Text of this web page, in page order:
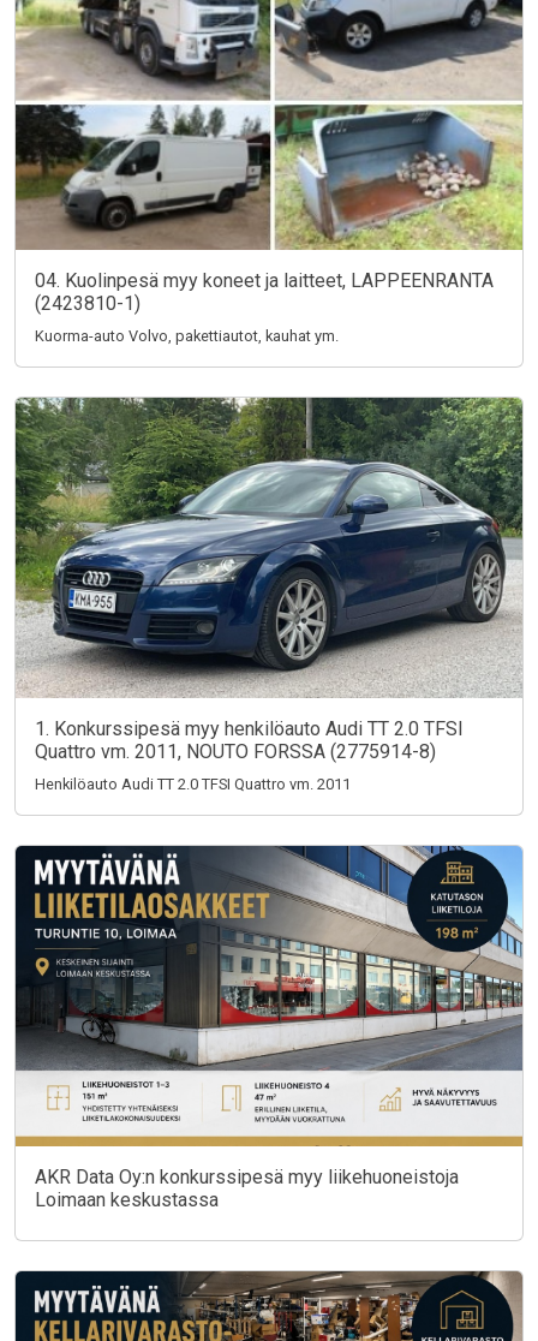
04. Kuolinpesä myy koneet ja laitteet, LAPPEENRANTA
(2423810-1)
Kuorma-auto Volvo, pakettiautot, kauhat ym.
1. Konkurssipesä myy henkilöauto Audi TT 2.0 TFSI
Quattro vm. 2011, NOUTO FORSSA (2775914-8)
Henkilöauto Audi TT 2.0 TFSI Quattro vm. 2011
AKR Data Oy:n konkurssipesä myy liikehuoneistoja
Loimaan keskustassa